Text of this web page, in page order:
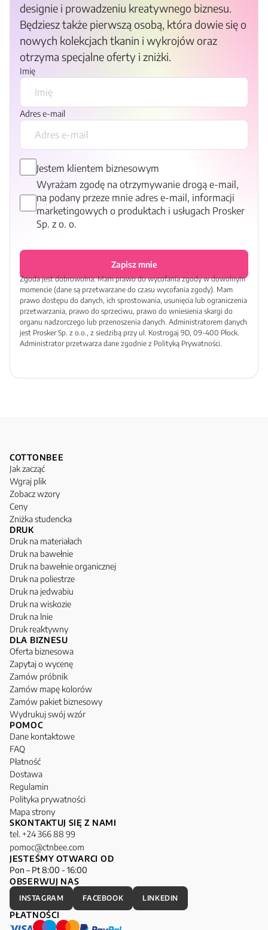
designie i prowadzeniu kreatywnego biznesu.
Będziesz także pierwszą osobą, która dowie się o
nowych kolekcjach tkanin i wykrojów oraz
otrzyma specjalne oferty i zniżki.
Imię
Adres e-mail
Jestem klientem biznesowym
Wyrażam zgodę na otrzymywanie drogą e-mail,
na podany przeze mnie adres e-mail, informacji
marketingowych o produktach i usługach Prosker
Sp. z o. o.
Zapisz mnie
Zgoda jest dobrowolna. Mam prawo do wycofania zgody w dowolnym
momencie (dane są przetwarzane do czasu wycofania zgody). Mam
prawo dostępu do danych, ich sprostowania, usunięcia lub ograniczenia
przetwarzania, prawo do sprzeciwu, prawo do wniesienia skargi do
organu nadzorczego lub przenoszenia danych. Administratorem danych
jest Prosker Sp. z o.o., z siedzibą przy ul. Kostrogaj 9D, 09-400 Płock.
Administrator przetwarza dane zgodnie z Polityką Prywatności.
COTTONBEE
Jak zacząć
Wgraj plik
Zobacz wzory
Ceny
Zniżka studencka
DRUK
Druk na materiałach
Druk na bawełnie
Druk na bawełnie organicznej
Druk na poliestrze
Druk na jedwabiu
Druk na wiskozie
Druk na lnie
Druk reaktywny
DLA BIZNESU
Oferta biznesowa
Zapytaj o wycenę
Zamów próbnik
Zamów mapę kolorów
Zamów pakiet biznesowy
Wydrukuj swój wzór
POMOC
Dane kontaktowe
FAQ
Płatność
Dostawa
Regulamin
Polityka prywatności
Mapa strony
SKONTAKTUJ SIĘ Z NAMI
tel. +24 366 88 99
pomoc@ctnbee.com
JESTEŚMY OTWARCI OD
Pon – Pt 8:00 - 16:00
OBSERWUJ NAS
INSTAGRAM FACEBOOK LINKEDIN
PŁATNOŚCI